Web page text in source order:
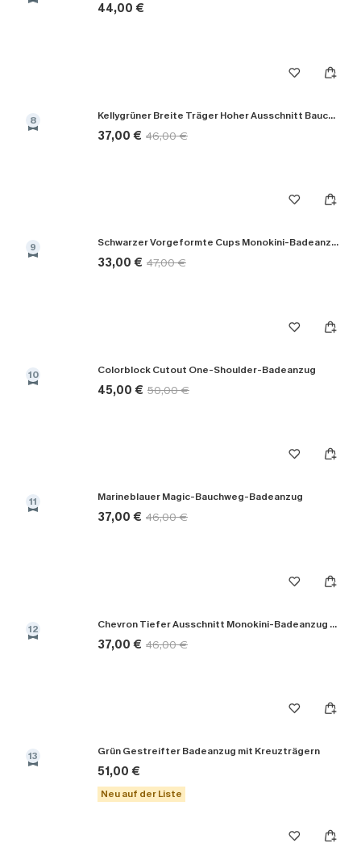
44,00 €
8 Kellygrüner Breite Träger Hoher Ausschnitt Bauchweg-Badeanzug
37,00 € 46,00 €
9 Schwarzer Vorgeformte Cups Monokini-Badeanzug
33,00 € 47,00 €
10 Colorblock Cutout One-Shoulder-Badeanzug
45,00 € 50,00 €
11 Marineblauer Magic-Bauchweg-Badeanzug
37,00 € 46,00 €
12 Chevron Tiefer Ausschnitt Monokini-Badeanzug in Schwarz
37,00 € 46,00 €
13 Grün Gestreifter Badeanzug mit Kreuzträgern
51,00 €
Neu auf der Liste